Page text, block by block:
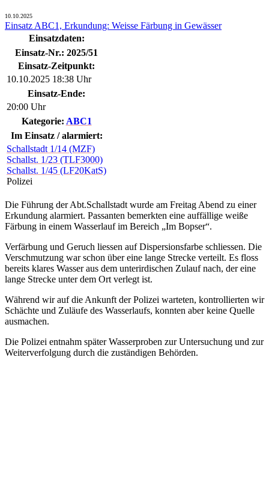
10.10.2025
Einsatz ABC1, Erkundung: Weisse Färbung in Gewässer
Einsatzdaten:
Einsatz-Nr.: 2025/51
Einsatz-Zeitpunkt:
10.10.2025 18:38 Uhr
Einsatz-Ende:
20:00 Uhr
Kategorie: ABC1
Im Einsatz / alarmiert:
Schallstadt 1/14 (MZF)
Schallst. 1/23 (TLF3000)
Schallst. 1/45 (LF20KatS)
Polizei
Die Führung der Abt.Schallstadt wurde am Freitag Abend zu einer
Erkundung alarmiert. Passanten bemerkten eine auffällige weiße
Färbung in einem Wasserlauf im Bereich „Im Bopser“.
Verfärbung und Geruch liessen auf Dispersionsfarbe schliessen. Die
Verschmutzung war schon über eine lange Strecke verteilt. Es floss
bereits klares Wasser aus dem unterirdischen Zulauf nach, der eine
lange Strecke unter dem Ort verlegt ist.
Während wir auf die Ankunft der Polizei warteten, kontrollierten wir
Schächte und Zuläufe des Wasserlaufs, konnten aber keine Quelle
ausmachen.
Die Polizei entnahm später Wasserproben zur Untersuchung und zur
Weiterverfolgung durch die zuständigen Behörden.